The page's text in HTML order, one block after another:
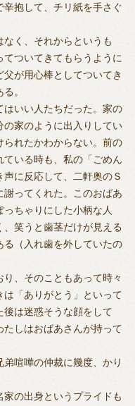
抱して、チリ紙を手さぐ
く、それからというも
ついてきてもらうように
が用心棒としてついてき
。
いい人たちだった。家の
家のように出入りしてい
られたかわからない。前の
いる時も、私の「ごめん
に反応して、二軒奥のＳ
ってくれた。このおばあ
ちゃりにした小柄な人
笑うと歯茎だけが見える
る（入れ歯を外していたの
、そのこともあって時々
「ありがとう」といって
は迷惑そうな顔をして
たしはおばあさんが持って
喧嘩の仲裁に幾度、かり
の出身というプライドも